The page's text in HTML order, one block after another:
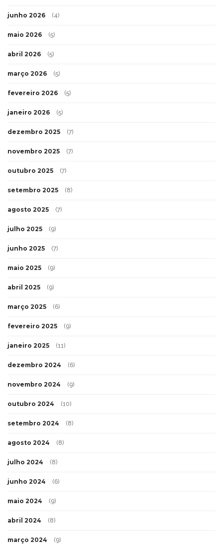
junho 2026 (4)
maio 2026 (5)
abril 2026 (5)
março 2026 (5)
fevereiro 2026 (5)
janeiro 2026 (5)
dezembro 2025 (7)
novembro 2025 (7)
outubro 2025 (7)
setembro 2025 (8)
agosto 2025 (7)
julho 2025 (9)
junho 2025 (7)
maio 2025 (9)
abril 2025 (9)
março 2025 (6)
fevereiro 2025 (9)
janeiro 2025 (11)
dezembro 2024 (6)
novembro 2024 (9)
outubro 2024 (10)
setembro 2024 (8)
agosto 2024 (8)
julho 2024 (8)
junho 2024 (6)
maio 2024 (9)
abril 2024 (8)
março 2024 (9)